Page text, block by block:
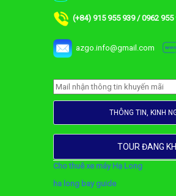
(+84) 915 955 939 / 0962 955
azgo.info@gmail.com
THÔNG TIN, KINH
TOUR ĐANG
Cho thuê xe máy Hạ Long
ha long bay guide